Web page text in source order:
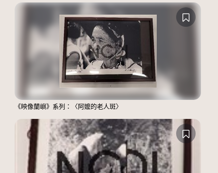
《映像蘭嶼》系列：〈阿嬤的老人斑〉